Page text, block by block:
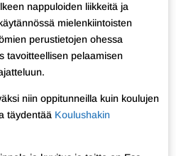
nappuloiden liikkeitä ja
mielenkiintoisten
perustietojen ohessa
tavoitteellisen pelaamisen
niin oppitunneilla kuin koulujen
täydentää Koulushakin